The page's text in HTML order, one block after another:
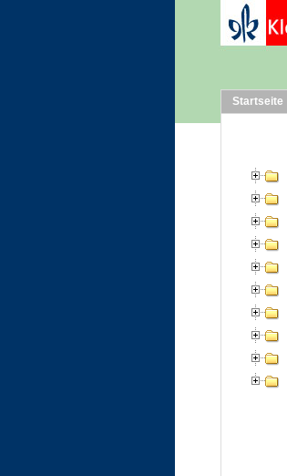
Startseite